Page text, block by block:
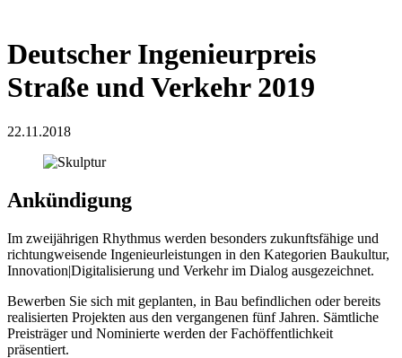
Deutscher Ingenieurpreis
Straße und Verkehr 2019
22.11.2018
Ankündigung
Im zweijährigen Rhythmus werden besonders zukunftsfähige und
richtungweisende Ingenieurleistungen in den Kategorien Baukultur,
Innovation|Digitalisierung und Verkehr im Dialog ausgezeichnet.
Bewerben Sie sich mit geplanten, in Bau befindlichen oder bereits
realisierten Projekten aus den vergangenen fünf Jahren. Sämtliche
Preisträger und Nominierte werden der Fachöffentlichkeit
präsentiert.